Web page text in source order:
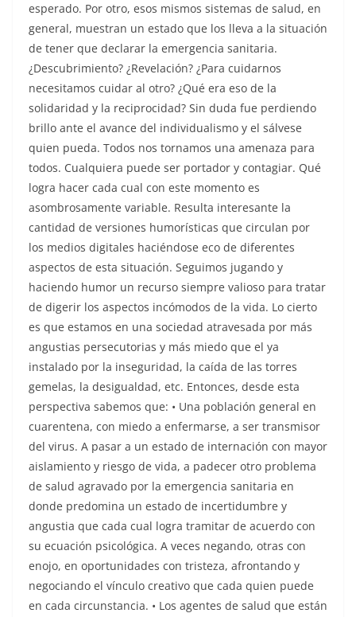
esperado. Por otro, esos mismos sistemas de salud, en
general, muestran un estado que los lleva a la situación
de tener que declarar la emergencia sanitaria.
¿Descubrimiento? ¿Revelación? ¿Para cuidarnos
necesitamos cuidar al otro? ¿Qué era eso de la
solidaridad y la reciprocidad? Sin duda fue perdiendo
brillo ante el avance del individualismo y el sálvese
quien pueda. Todos nos tornamos una amenaza para
todos. Cualquiera puede ser portador y contagiar. Qué
logra hacer cada cual con este momento es
asombrosamente variable. Resulta interesante la
cantidad de versiones humorísticas que circulan por
los medios digitales haciéndose eco de diferentes
aspectos de esta situación. Seguimos jugando y
haciendo humor un recurso siempre valioso para tratar
de digerir los aspectos incómodos de la vida. Lo cierto
es que estamos en una sociedad atravesada por más
angustias persecutorias y más miedo que el ya
instalado por la inseguridad, la caída de las torres
gemelas, la desigualdad, etc. Entonces, desde esta
perspectiva sabemos que: • Una población general en
cuarentena, con miedo a enfermarse, a ser transmisor
del virus. A pasar a un estado de internación con mayor
aislamiento y riesgo de vida, a padecer otro problema
de salud agravado por la emergencia sanitaria en
donde predomina un estado de incertidumbre y
angustia que cada cual logra tramitar de acuerdo con
su ecuación psicológica. A veces negando, otras con
enojo, en oportunidades con tristeza, afrontando y
negociando el vínculo creativo que cada quien puede
en cada circunstancia. • Los agentes de salud que están